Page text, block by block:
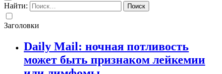
Найти:
Заголовки
Daily Mail: ночная потливость
может быть признаком лейкемии